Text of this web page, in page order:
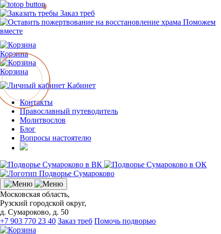
Заказ треб
Поможем
вместе
Корзина
Корзина
0
Кабинет
Контакты
Православный путеводитель
Молитвослов
Блог
Вопросы настоятелю
Московская область,
Рузский городской округ,
д. Сумароково, д. 50
+7 903 770 23 40 Заказ треб Помочь подворью